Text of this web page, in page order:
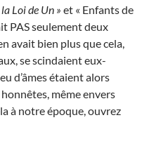
Loi de Un » et « Enfants de
PAS seulement deux
avait bien plus que cela,
se scindaient eux-
d’âmes étaient alors
même envers
à notre époque, ouvrez